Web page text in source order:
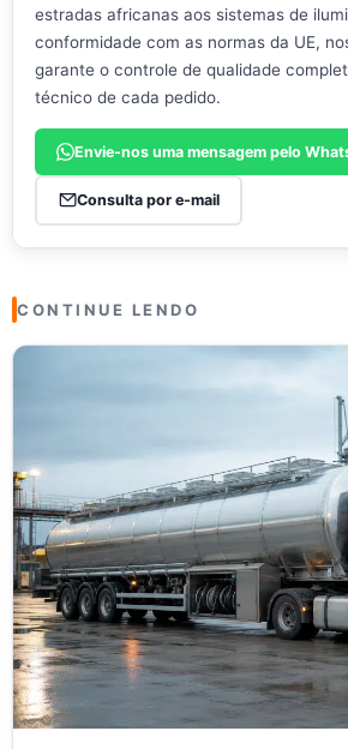
estradas africanas aos sistemas de
conformidade com as normas da UE,
garante o controle de qualidade
técnico de cada pedido.
Envie-nos uma mensagem pelo
Consulta por e-mail
CONTINUE LENDO